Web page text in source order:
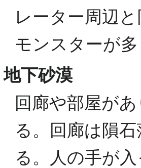
レーター周辺
モンスターが
地下砂漠
回廊や部屋が
る。回廊は隕
る。人の手が